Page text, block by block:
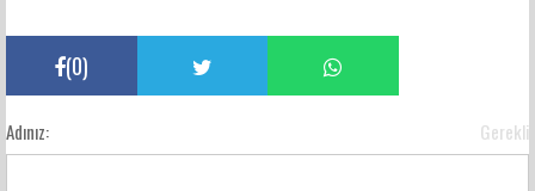
(0)
Adınız: Gerekli